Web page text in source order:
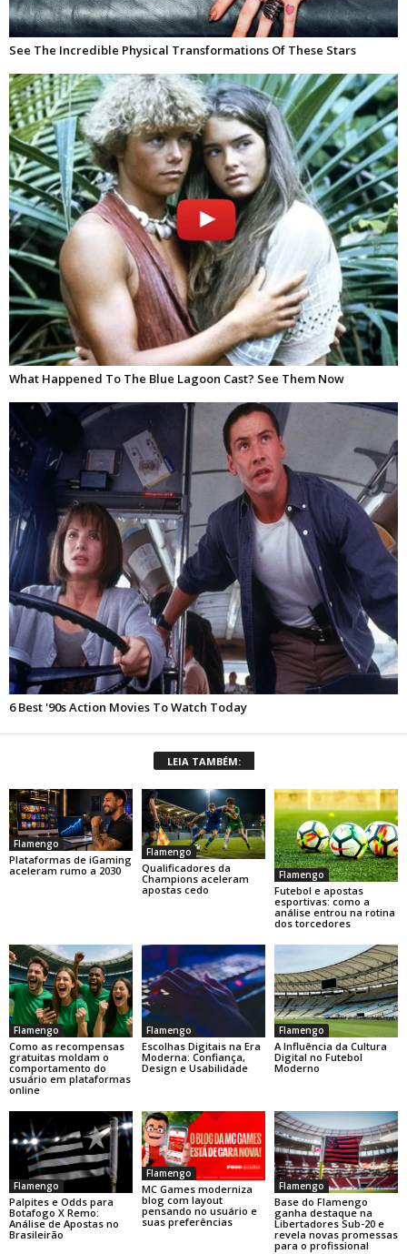
LEIA TAMBÉM:
Flamengo
Plataformas de iGaming
aceleram rumo a 2030
Flamengo
Qualificadores da
Champions aceleram
apostas cedo
Flamengo
Futebol e apostas
esportivas: como a
análise entrou na rotina
dos torcedores
Flamengo
Como as recompensas
gratuitas moldam o
comportamento do
usuário em plataformas
online
Flamengo
Escolhas Digitais na Era
Moderna: Confiança,
Design e Usabilidade
Flamengo
A Influência da Cultura
Digital no Futebol
Moderno
Flamengo
Palpites e Odds para
Botafogo X Remo:
Análise de Apostas no
Brasileirão
Flamengo
MC Games moderniza
blog com layout
pensando no usuário e
suas preferências
Flamengo
Base do Flamengo
ganha destaque na
Libertadores Sub-20 e
revela novas promessas
para o profissional